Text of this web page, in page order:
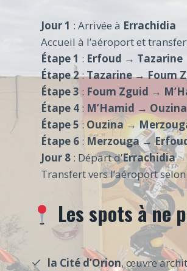
Jour 1 : Arrivée à Errachidia
Accueil à l’aéroport et
Étape 1 : Erfoud → Tazarine
Étape 2:Tazarine → Foum
Étape 3: Foum Zguid →
Étape 4 : M’Hamid → Ouzina
Étape 5 : Ouzina →
Étape 6 : Merzouga →
Jour 8 : Départ d’Errachidia
Transfert vers l’aéroport
Les spots à ne
la Cité d’Orion, œuvre